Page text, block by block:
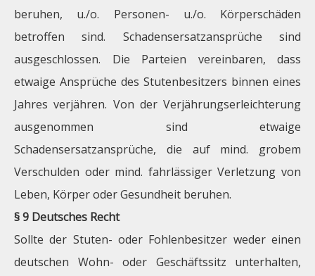
beruhen, u./o. Personen- u./o. Körperschäden
betroffen sind. Schadensersatzansprüche sind
ausgeschlossen. Die Parteien vereinbaren, dass
etwaige Ansprüche des Stutenbesitzers binnen eines
Jahres verjähren. Von der Verjährungserleichterung
ausgenommen sind etwaige
Schadensersatzansprüche, die auf mind. grobem
Verschulden oder mind. fahrlässiger Verletzung von
Leben, Körper oder Gesundheit beruhen.
§ 9 Deutsches Recht
Sollte der Stuten- oder Fohlenbesitzer weder einen
deutschen Wohn- oder Geschäftssitz unterhalten,